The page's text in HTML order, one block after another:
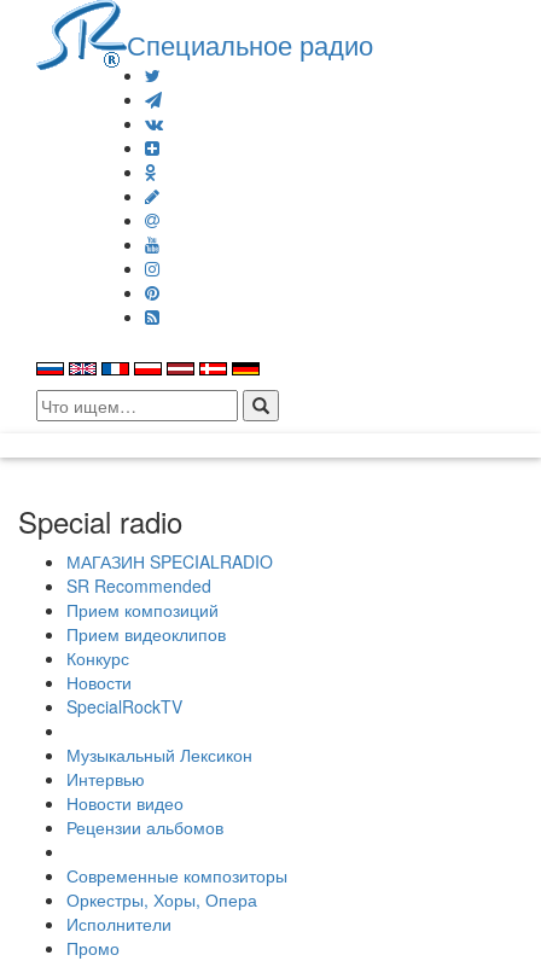
Специальное радио
Search
for:
Special radio
МАГАЗИН SPECIALRADIO
SR Recommended
Прием композиций
Прием видеоклипов
Конкурс
Новости
SpecialRockTV
Музыкальный Лексикон
Интервью
Новости видео
Рецензии альбомов
Современные композиторы
Оркестры, Хоры, Опера
Исполнители
Промо